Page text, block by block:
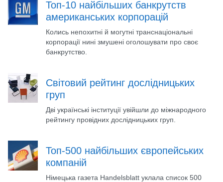
Топ-10 найбільших банкрутств
американських корпорацій
Колись непохитні й могутні транснаціональні
корпорації нині змушені оголошувати про своє
банкрутство.
Світовий рейтинг дослідницьких
груп
Дві українські інституції увійшли до міжнародного
рейтингу провідних дослідницьких груп.
Топ-500 найбільших європейських
компаній
Німецька газета Handelsblatt уклала список 500